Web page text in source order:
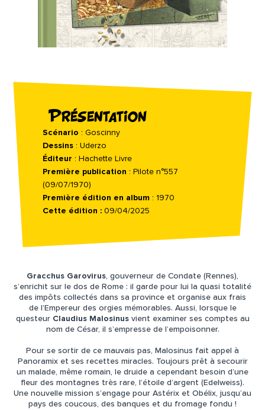
Présentation
Scénario : Goscinny
Dessins : Uderzo
Éditeur : Hachette Livre
Première publication : Pilote n°557
(09/07/1970)
Première édition en album : 1970
Cette édition :09/04/2025
Gracchus Garovirus, gouverneur de Condate (Rennes),
s’enrichit sur le dos de Rome : il garde pour lui la quasi totalité
des impôts collectés dans sa province et organise aux frais
de l’Empereur des orgies mémorables. Aussi, lorsque le
questeur Claudius Malosinusvient examiner ses comptes au
nom de César, il s’empresse de l’empoisonner.
Pour se sortir de ce mauvais pas, Malosinus fait appel à
Panoramix et ses recettes miracles. Toujours prêt à secourir
un malade, même romain, le druide a cependant besoin d’une
fleur des montagnes très rare, l’étoile d’argent (Edelweiss).
Une nouvelle mission s’engage pour Astérix et Obélix, jusqu’au
pays des coucous, des banques et du fromage fondu !